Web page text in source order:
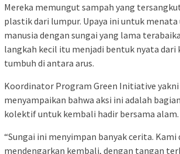
Mereka memungut sampah yang
plastik dari lumpur. Upaya ini untuk
manusia dengan sungai yang lama
langkah kecil itu menjadi bentuk nyata dari
tumbuh di antara arus.
Koordinator Program Green Initiative
menyampaikan bahwa aksi ini adalah
kolektif untuk kembali hadir bersama alam.
“Sungai ini menyimpan banyak cerita.
mendengarkan kembali, dengan tangan